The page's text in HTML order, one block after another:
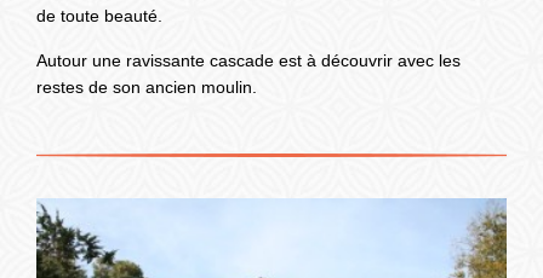
de toute beauté.
Autour une ravissante cascade est à découvrir avec les
restes de son ancien moulin.